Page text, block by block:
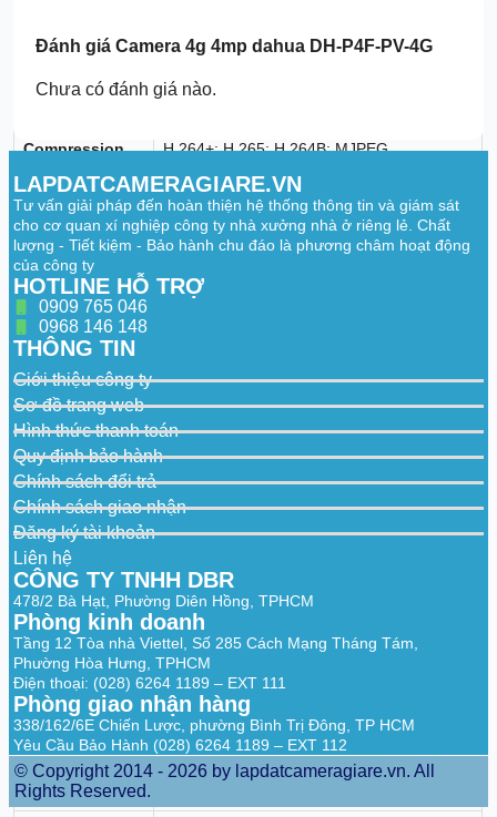
Auto Tracking Yes
Video
Compression
H.264+; H.265; H.264B; MJPEG
Video Frame
Rate
Main stream: 4M/1080p/720p@(1–25/30
fps)
Sub stream 1: D1/VGA/CIF@(1–25/30 fps)
Video Bit Rate
H.264: 3,072 kbps–15,104 kbps
H.265: 1,280 kbps–9,216 kbps
Day/Night
WDR
Motion
Detection
Image Rotation 180°
Audio
Audio
Compression
Built-in MIC Yes
Built-in Speaker Yes
Network
Network Port RJ-45 (10/100 Base-T)
Wireless Carrier
Frequency
Band
EAU LTE-FDD: B1/B3/B5/B7/B8/B20/B28
TDD:B38/40/41
EUR LTE-FDD: B1/B3/B5/B7/B8/B20/B28
TDD:B38/40/41
Đánh giáCamera 4g 4mp dahua DH-P4F-PV-4G
Chưa có đánh giá nào.
LAPDATCAMERAGIARE.VN
Tư vấn giải pháp đến hoàn thiện hệ thống thông tin và giám sát
cho cơ quan xí nghiệp công ty nhà xưởng nhà ở riêng lẻ. Chất
lượng - Tiết kiệm - Bảo hành chu đáo là phương châm hoạt động
của công ty
HOTLINE HỖ TRỢ
0909 765 046
0968 146 148
THÔNG TIN
Giới thiệu công ty
Sơ đồ trang web
Hình thức thanh toán
Quy định bảo hành
Chính sách đổi trả
Chính sách giao nhận
Đăng ký tài khoản
Liên hệ
CÔNG TY TNHH DBR
478/2 Bà Hạt, Phường Diên Hồng, TPHCM
Phòng kinh doanh
Tầng 12 Tòa nhà Viettel, Số 285 Cách Mạng Tháng Tám,
Phường Hòa Hưng, TPHCM
Điện thoại: (028) 6264 1189 – EXT 111
Phòng giao nhận hàng
338/162/6E Chiến Lược, phường Bình Trị Đông, TP HCM
Yêu Cầu Bảo Hành (028) 6264 1189 – EXT 112
© Copyright 2014 - 2026 by lapdatcameragiare.vn. All
Rights Reserved.